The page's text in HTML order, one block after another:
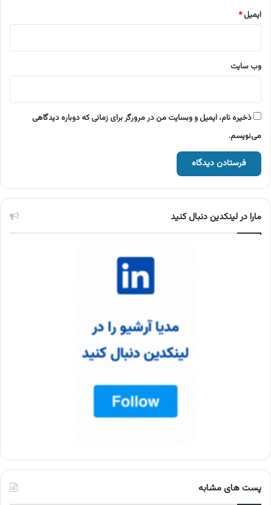
ایمیل*
وب‌ سایت
ذخیره نام، ایمیل و وبسایت من در مرورگر برای زمانی که دوباره دیدگاهی
می‌نویسم.
مارا در لینکدین دنبال کنید
پست های مشابه